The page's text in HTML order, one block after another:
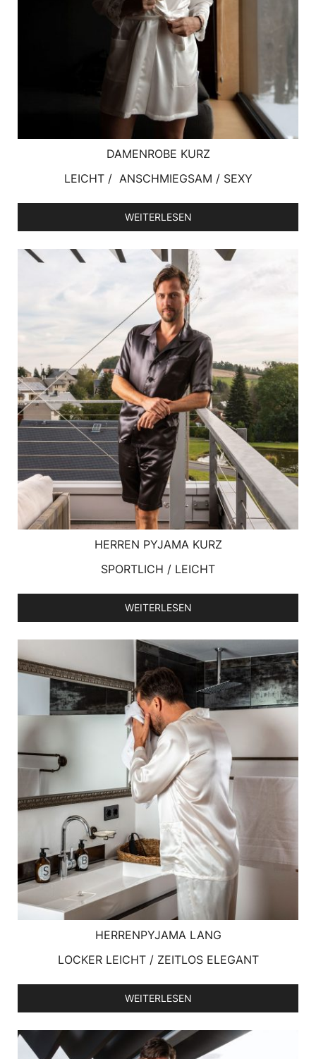
DAMENROBE KURZ
LEICHT / ANSCHMIEGSAM / SEXY
WEITERLESEN
HERREN PYJAMA KURZ
SPORTLICH / LEICHT
WEITERLESEN
HERRENPYJAMA LANG
LOCKER LEICHT / ZEITLOS ELEGANT
WEITERLESEN